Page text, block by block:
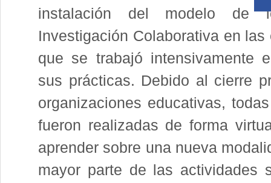
instalación del modelo de
Investigación Colaborativa en
que se trabajó intensivamente
sus prácticas. Debido al cierre
organizaciones educativas,
fueron realizadas de forma
aprender sobre una nueva
mayor parte de las actividades